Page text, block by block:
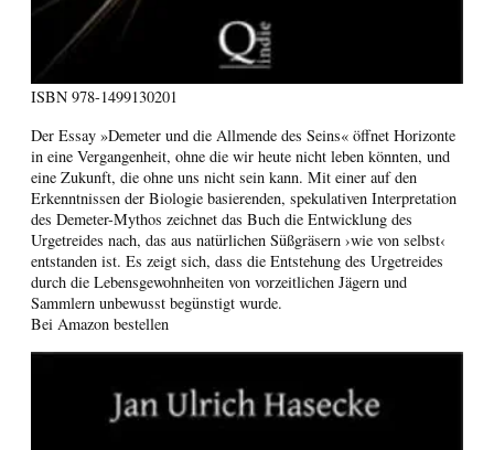
ISBN 978-1499130201
Der Essay »Demeter und die Allmende des Seins« öffnet Horizonte
in eine Vergangenheit, ohne die wir heute nicht leben könnten, und
eine Zukunft, die ohne uns nicht sein kann. Mit einer auf den
Erkenntnissen der Biologie basierenden, spekulativen Interpretation
des Demeter-Mythos zeichnet das Buch die Entwicklung des
Urgetreides nach, das aus natürlichen Süßgräsern ›wie von selbst‹
entstanden ist. Es zeigt sich, dass die Entstehung des Urgetreides
durch die Lebensgewohnheiten von vorzeitlichen Jägern und
Sammlern unbewusst begünstigt wurde.
Bei Amazon bestellen